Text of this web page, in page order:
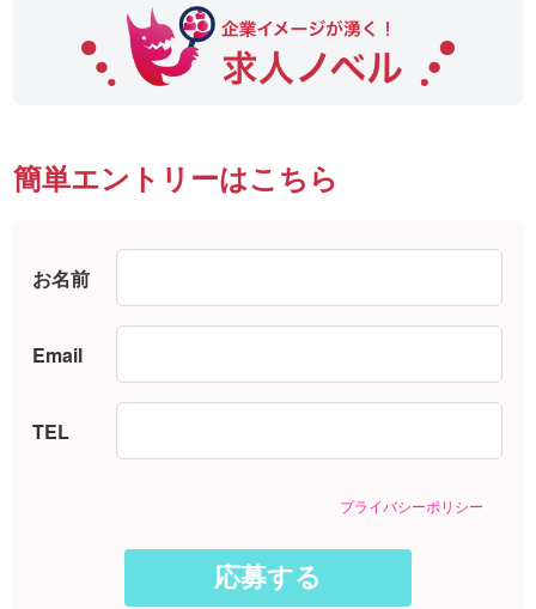
簡単エントリーはこちら
お名前
Email
TEL
プライバシーポリシー